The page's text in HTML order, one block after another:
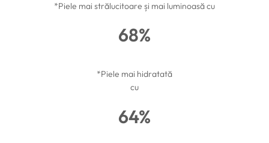
*Piele mai strălucitoare și mai luminoasă cu
68%
*Piele mai hidratată
cu
64%